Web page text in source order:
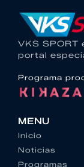
VKS SPORT
portal
Programa
MENU
Inicio
Noticias
Programas